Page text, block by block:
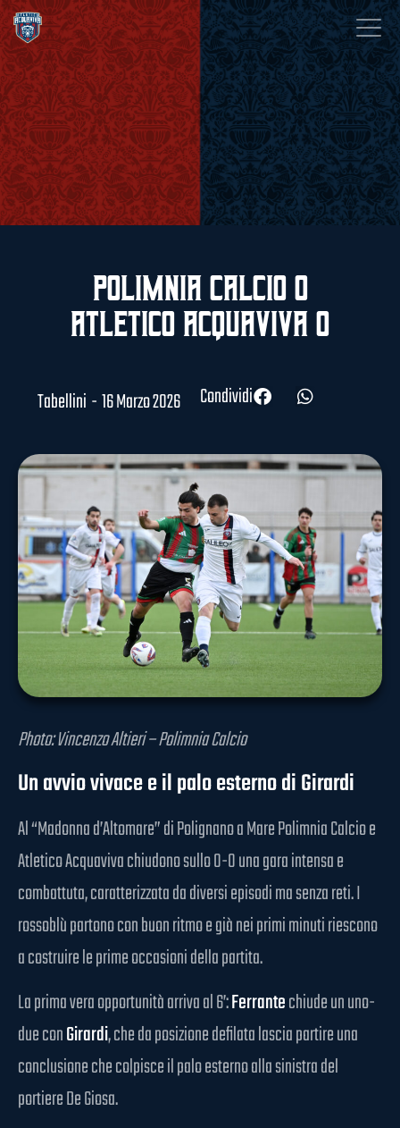
Polimnia Calcio 0
Atletico Acquaviva 0
Tabellini -16 Marzo 2026 Condividi
Photo: Vincenzo Altieri – Polimnia Calcio
Un avvio vivace e il palo esterno di Girardi
Al “Madonna d’Altomare” di Polignano a Mare Polimnia Calcio e
Atletico Acquaviva chiudono sullo 0-0 una gara intensa e
combattuta, caratterizzata da diversi episodi ma senza reti. I
rossoblù partono con buon ritmo e già nei primi minuti riescono
a costruire le prime occasioni della partita.
La prima vera opportunità arriva al 6’:Ferrantechiude un uno-
due conGirardi, che da posizione defilata lascia partire una
conclusione che colpisce il palo esterno alla sinistra del
portiere De Giosa.